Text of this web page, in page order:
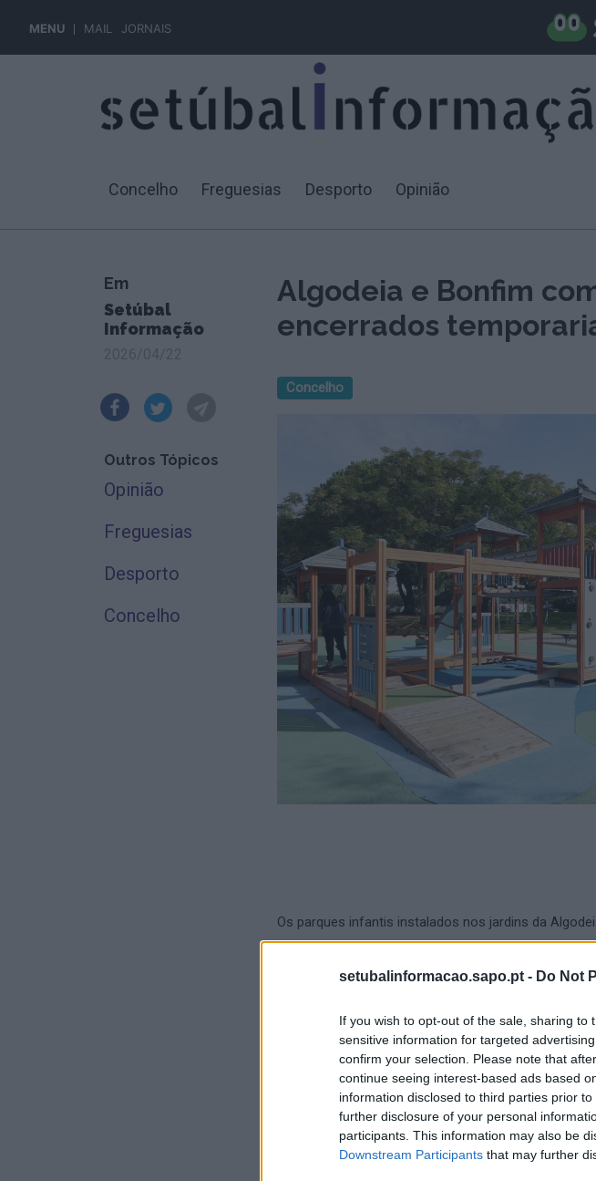
setubalinformacao.sapo.pt - Do Not
If you wish to opt-out of the sale, sharing
sensitive information for targeted
confirm your selection. Please note that
continue seeing interest-based ads based
information disclosed to third parties prior
further disclosure of your personal
participants. This information may also be
Downstream Participants that may further
MENU MAIL JORNAIS
Concelho Freguesias Desporto Opinião
Em
Setúbal
Informação
Outros Tópicos
Opinião
Freguesias
Desporto
Concelho
Algodeia e Bonfim
encerrados
Concelho
Os parques infantis instalados nos jardins da
do equipamento, prevendo-se que a reabertura
Trabalhos de reparação do pavimento
motivam a interdição destes equipamentos infantis
A Câmara Municipal de Setúbal solicita a
parques infantis durante o decorrer das